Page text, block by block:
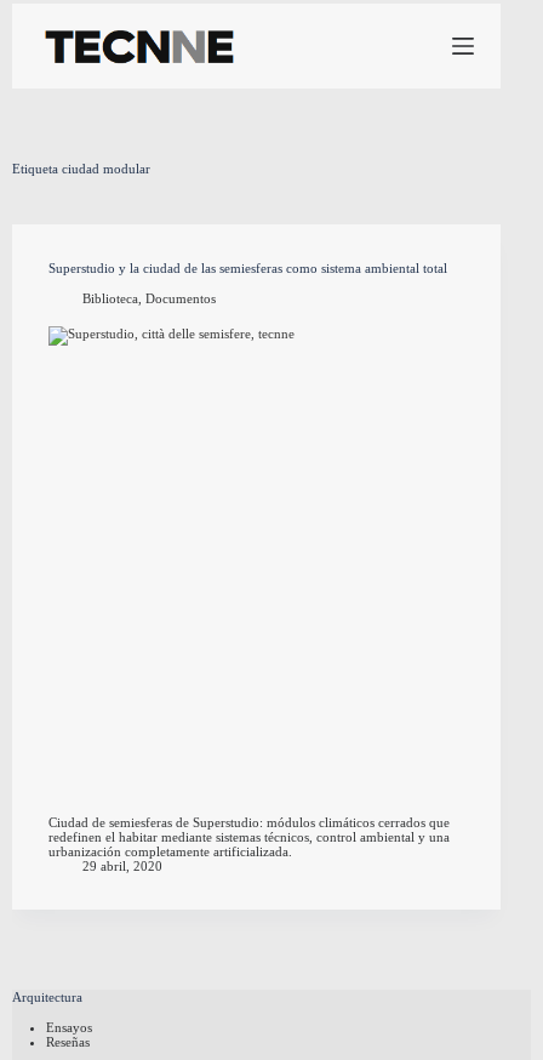
contenido
Etiqueta ciudad modular
Superstudio y la ciudad de las semiesferas como sistema ambiental total
Biblioteca, Documentos
Ciudad de semiesferas de Superstudio: módulos climáticos cerrados que
redefinen el habitar mediante sistemas técnicos, control ambiental y una
urbanización completamente artificializada.
29 abril, 2020
Arquitectura
Ensayos
Reseñas